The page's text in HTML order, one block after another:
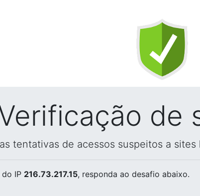
de
tentativas de acessos suspeitos a
do IP 216.73.217.15, responda ao desafio abaixo.